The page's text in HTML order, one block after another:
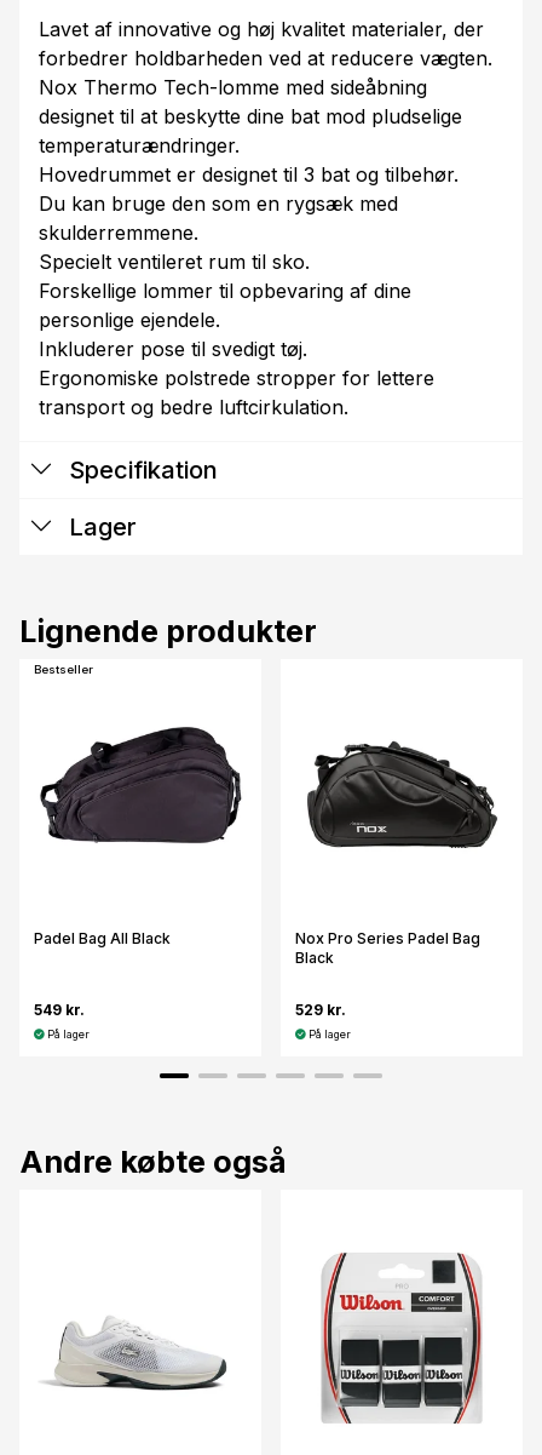
Lavet af innovative og høj kvalitet materialer, der
forbedrer holdbarheden ved at reducere vægten.
Nox Thermo Tech-lomme med sideåbning
designet til at beskytte dine bat mod pludselige
temperaturændringer.
Hovedrummet er designet til 3 bat og tilbehør.
Du kan bruge den som en rygsæk med
skulderremmene.
Specielt ventileret rum til sko.
Forskellige lommer til opbevaring af dine
personlige ejendele.
Inkluderer pose til svedigt tøj.
Ergonomiske polstrede stropper for lettere
transport og bedre luftcirkulation.
Specifikation
Lager
Lignende produkter
Bestseller
Padel Bag All Black
549 kr.
På lager
Nox Pro Series Padel Bag
Black
529 kr.
På lager
Andre købte også